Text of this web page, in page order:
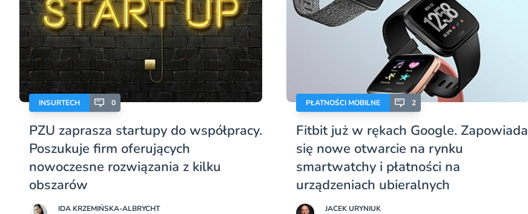
INSURTECH 0
PZU zaprasza startupy do współpracy.
Poszukuje firm oferujących
nowoczesne rozwiązania z kilku
obszarów
IDA KRZEMIŃSKA-ALBRYCHT
PŁATNOŚCI MOBILNE 2
Fitbit już w rękach Google. Zapowiada
się nowe otwarcie na rynku
smartwatchy i płatności na
urządzeniach ubieralnych
JACEK URYNIUK